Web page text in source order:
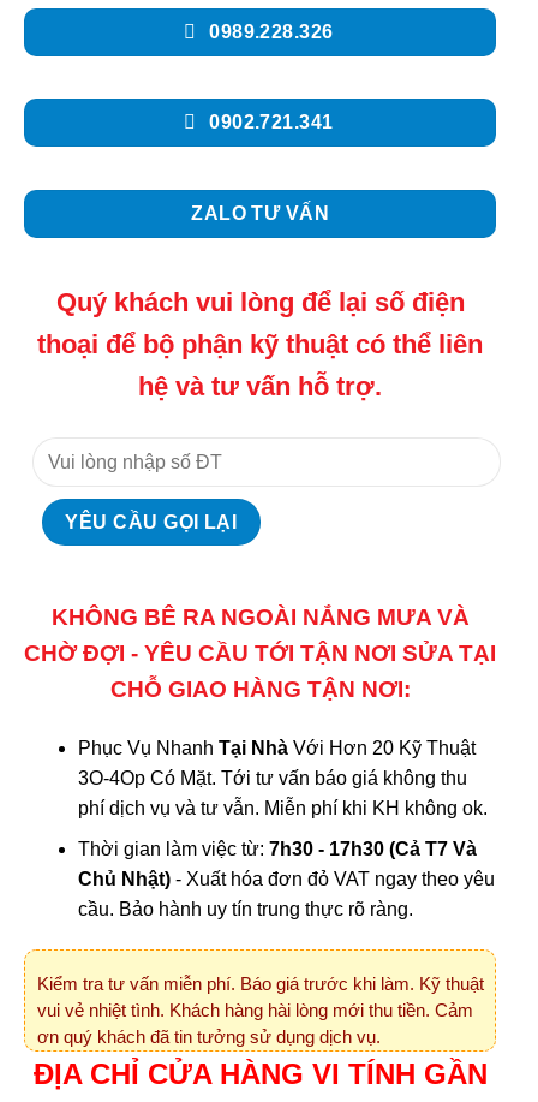
0989.228.326
0902.721.341
ZALO TƯ VẤN
Quý khách vui lòng để lại số điện
thoại để bộ phận kỹ thuật có thể liên
hệ và tư vấn hỗ trợ.
KHÔNG BÊ RA NGOÀI NẮNG MƯA VÀ
CHỜ ĐỢI - YÊU CẦU TỚI TẬN NƠI SỬA TẠI
CHỖ GIAO HÀNG TẬN NƠI:
Phục Vụ Nhanh Tại Nhà Với Hơn 20 Kỹ Thuật
3O-4Op Có Mặt. Tới tư vấn báo giá không thu
phí dịch vụ và tư vẫn. Miễn phí khi KH không ok.
Thời gian làm việc từ: 7h30 - 17h30 (Cả T7 Và
Chủ Nhật) - Xuất hóa đơn đỏ VAT ngay theo yêu
cầu. Bảo hành uy tín trung thực rõ ràng.
Kiểm tra tư vấn miễn phí. Báo giá trước khi làm. Kỹ thuật
vui vẻ nhiệt tình. Khách hàng hài lòng mới thu tiền. Cảm
ơn quý khách đã tin tưởng sử dụng dịch vụ.
ĐỊA CHỈ CỬA HÀNG VI TÍNH GẦN